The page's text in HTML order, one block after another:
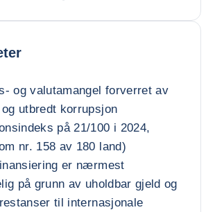
og valutamangel forverret av
utbredt korrupsjon
på 21/100 i 2024,
nr. 158 av 180 land)
er nærmest
på grunn av uholdbar gjeld og
til internasjonale